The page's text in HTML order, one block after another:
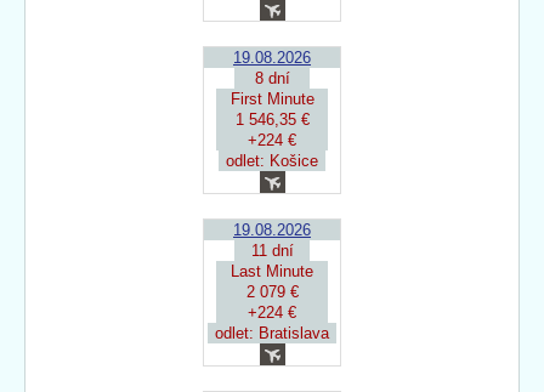
19.08.2026
8 dní
First Minute
1 546,35 €
+224 €
odlet: Košice
19.08.2026
11 dní
Last Minute
2 079 €
+224 €
odlet: Bratislava